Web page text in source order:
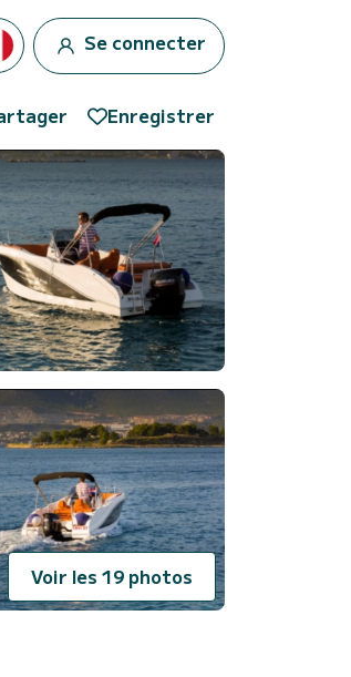
Se connecter
Enregistrer
Voir les 19 photos